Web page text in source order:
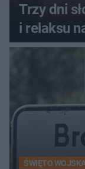
Trzy dni
i relaksu
ŚWIĘTO